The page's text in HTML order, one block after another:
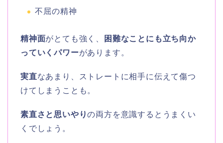
不屈の精神
精神面がとても強く、
困難なことにも立ち向か
っていくパワーがあります。
実直なあまり、ストレートに相手に伝えて傷つ
けてしまうことも。
素直さと思いやりの両方を意識するとうまくい
くでしょう。